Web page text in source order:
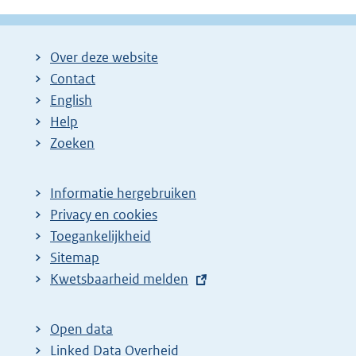
Over deze website
Contact
English
Help
Zoeken
Informatie hergebruiken
Privacy en cookies
Toegankelijkheid
Sitemap
E
t
e
Kwetsbaarheid melden
Open data
Linked Data Overheid